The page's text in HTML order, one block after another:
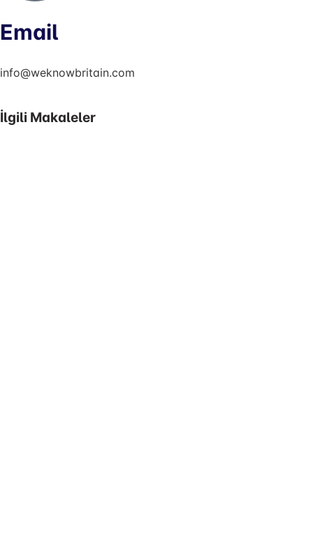
Email
info@weknowbritain.com
İlgili Makaleler